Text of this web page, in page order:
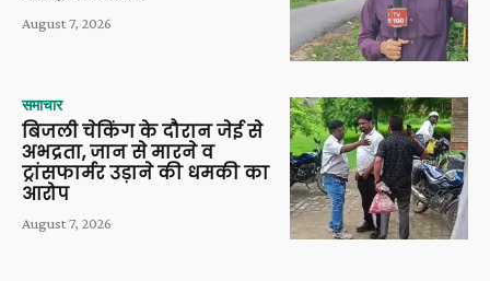
August 7, 2026
समाचार
बिजली चेकिंग के दौरान जेई से
अभद्रता, जान से मारने व
ट्रांसफार्मर उड़ाने की धमकी का
आरोप
August 7, 2026